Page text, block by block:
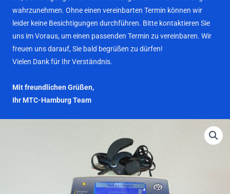
wahrzunehmen. Ohne einen vereinbarten Termin können wir
leider keine Besichtigungen durchführen. Bitte kontaktieren Sie
uns im Voraus, um einen passenden Termin zu vereinbaren. Wir
freuen uns darauf, Sie bald begrüßen zu dürfen!
Vielen Dank für Ihr Verständnis.
Mit freundlichen Grüßen,
Ihr MTC-Hamburg Team